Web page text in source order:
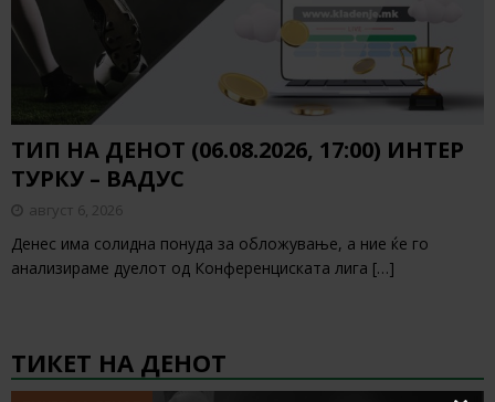
ТИП НА ДЕНОТ (06.08.2026, 17:00) ИНТЕР
ТУРКУ – ВАДУС
август 6, 2026
Денес има солидна понуда за обложување, а ние ќе го
анализираме дуелот од Конференциската лига […]
ТИКЕТ НА ДЕНОТ